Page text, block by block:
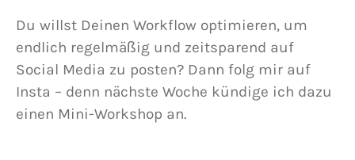
Du willst Deinen Workflow optimieren, um
endlich regelmäßig und zeitsparend auf
Social Media zu posten? Dann folg mir auf
Insta – denn nächste Woche kündige ich dazu
einen Mini-Workshop an.